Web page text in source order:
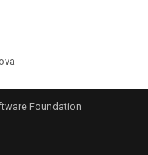
Foundation